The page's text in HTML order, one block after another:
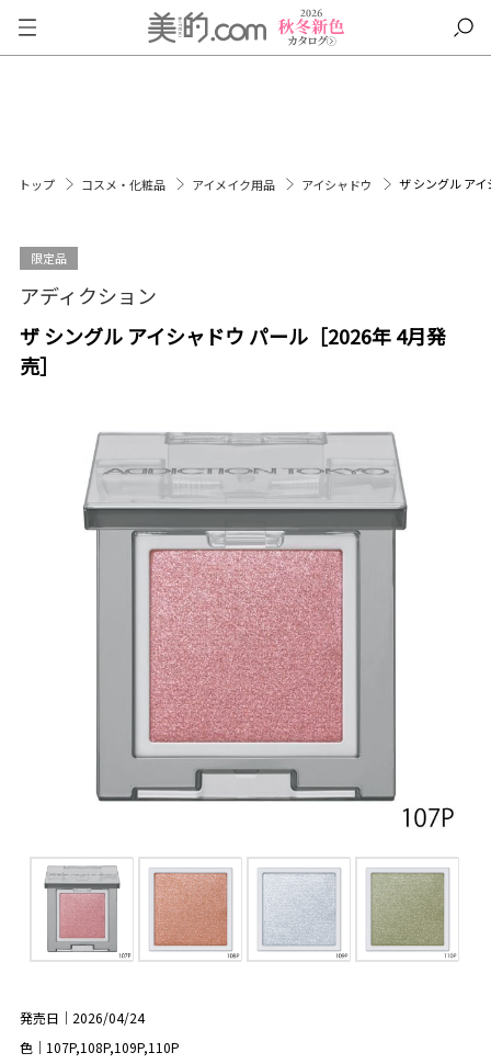
トップ コスメ・化粧品 アイメイク用品 アイシャドウ ザ シングル ア
限定品
アディクション
ザ シングル アイシャドウ パール［2026年 4月発
売］
発売日｜2026/04/24
色｜107P,108P,109P,110P